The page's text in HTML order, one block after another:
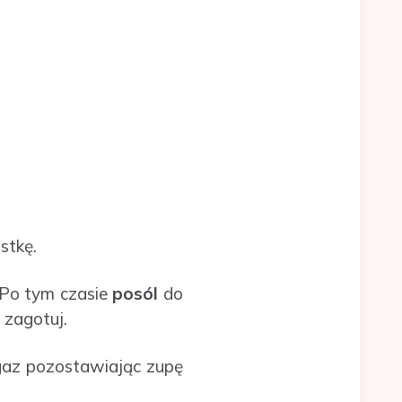
tym czasie posól do
zagotuj.
pozostawiając zupę